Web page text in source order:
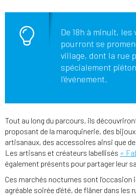
De 18h à minuit,
pourront se
village, dont la rue
spécialement
l’événement.
Tout au long du parcours, ils
proposant de la maroquinerie, des
artisanaux, des accessoires ainsi que
Les artisans et créateurs labellisés «
également présents pour partager leur
Ces marchés nocturnes sont l’occasion
agréable soirée d’été, de flâner dans les